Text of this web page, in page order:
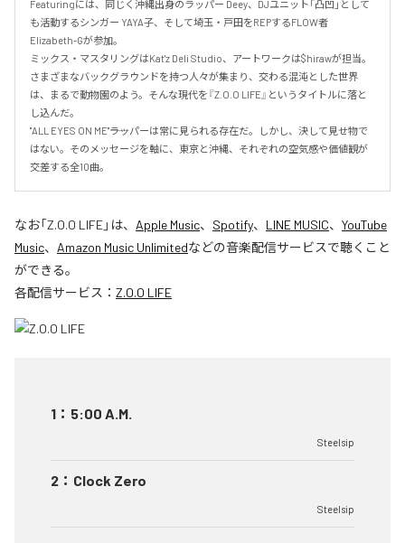
Featuringには、同じく沖縄出身のラッパー Deey、DJユニット「凸凹」として
も活動するシンガー YAYA子、そして埼玉・戸田をREPするFLOW者
Elizabeth-Gが参加。
ミックス・マスタリングはKat'z Deli Studio、アートワークは$hirawが担当。
さまざまなバックグラウンドを持つ人々が集まり、交わる混沌とした世界
は、まるで動物園のよう。そんな現代を『Z.O.O LIFE』というタイトルに落と
し込んだ。
"ALL EYES ON ME"――ラッパーは常に見られる存在だ。しかし、決して見せ物で
はない。そのメッセージを軸に、東京と沖縄、それぞれの空気感や価値観が
交差する全10曲。
なお「Z.O.O LIFE」は、 Apple Music、 Spotify、 LINE MUSIC、 YouTube
Music、 Amazon Music Unlimitedなどの音楽配信サービスで聴くこと
ができる。
各配信サービス： Z.O.O LIFE
1 ： 5:00 A.M.
Steelsip
2 ： Clock Zero
Steelsip